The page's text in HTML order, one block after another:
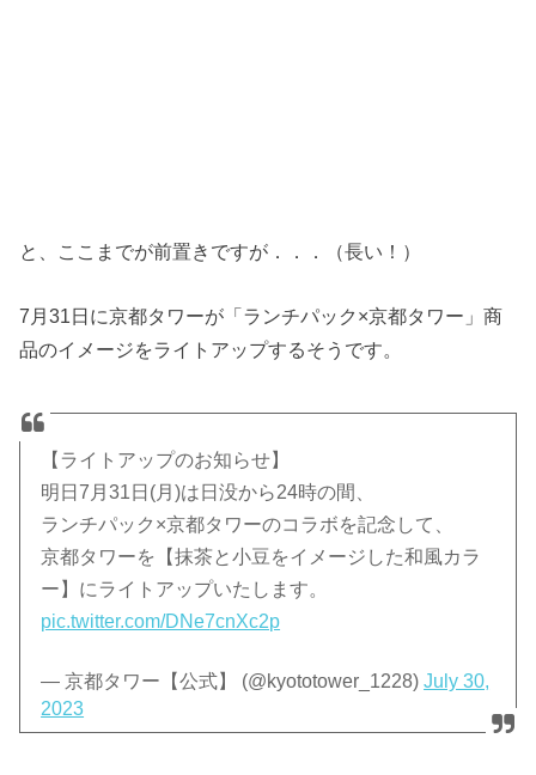
と、ここまでが前置きですが．．．（長い！）
7月31日に京都タワーが「ランチパック×京都タワー」商
品のイメージをライトアップするそうです。
【ライトアップのお知らせ】
明日7月31日(月)は日没から24時の間、
ランチパック×京都タワーのコラボを記念して、
京都タワーを【抹茶と小豆をイメージした和風カラ
ー】にライトアップいたします。
pic.twitter.com/DNe7cnXc2p
— 京都タワー【公式】 (@kyototower_1228)July 30,
2023